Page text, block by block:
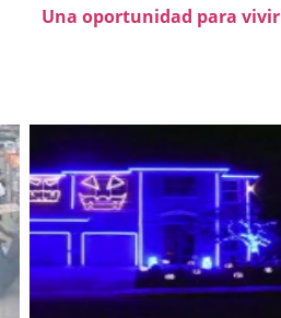
Una oportunidad para vivir